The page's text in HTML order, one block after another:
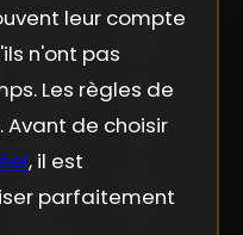
leur compte
n'ont pas
Les règles de
Avant de choisir
, il est
parfaitement